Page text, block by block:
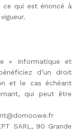
ce qui est énoncé à
« Informatique et
d’un droit
et le cas échéant
qui peut être
SARL, 90 Grande